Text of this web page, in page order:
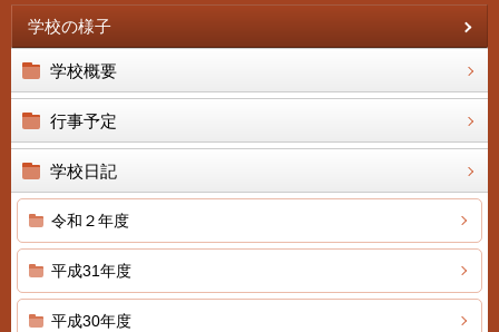
学校の様子
学校概要
行事予定
学校日記
令和２年度
平成31年度
平成30年度